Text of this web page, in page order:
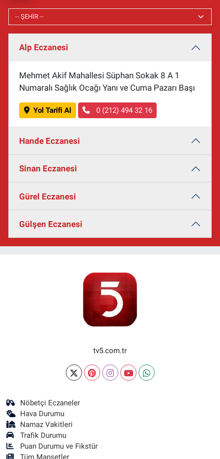
Alp Eczanesi
Mehmet Akif Mahallesi Süphan Sokak 8 A 1
Numaralı Sağlık Ocağı Yanı ve Cuma Pazarı Başı
Yol Tarifi Al 0 (212) 494 32 16
Hande Eczanesi
Sinan Eczanesi
Gürel Eczanesi
Gülşen Eczanesi
tv5.com.tr
Nöbetçi Eczaneler
Hava Durumu
Namaz Vakitleri
Trafik Durumu
Puan Durumu ve Fikstür